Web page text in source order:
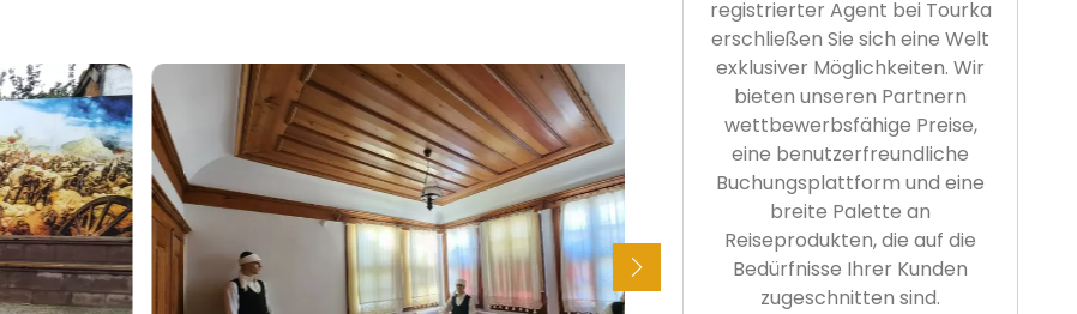
registrierter Agent bei Tourka
erschließen Sie sich eine Welt
exklusiver Möglichkeiten. Wir
bieten unseren Partnern
wettbewerbsfähige Preise,
eine benutzerfreundliche
Buchungsplattform und eine
breite Palette an
Reiseprodukten, die auf die
Bedürfnisse Ihrer Kunden
zugeschnitten sind.